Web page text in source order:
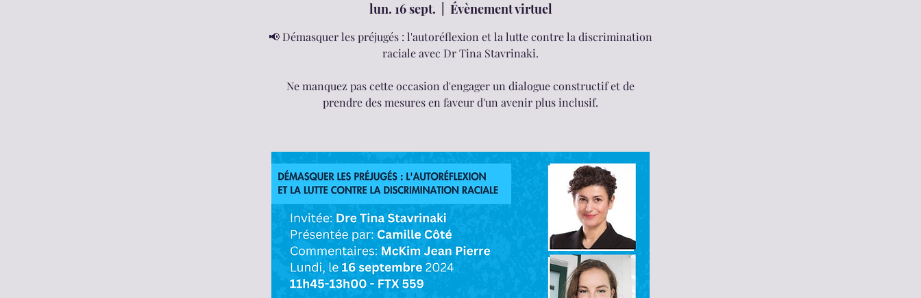
lun. 16 sept. Évènement virtuel
📢 Démasquer les préjugés : l'autoréflexion et la lutte contre la discrimination
raciale avec Dr Tina Stavrinaki.
Ne manquez pas cette occasion d'engager un dialogue constructif et de
prendre des mesures en faveur d'un avenir plus inclusif.